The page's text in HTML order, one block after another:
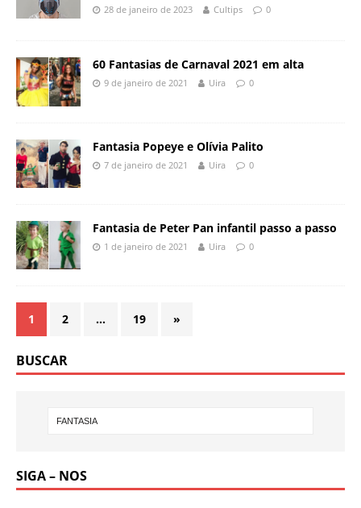
28 de janeiro de 2023 Cultips 0
60 Fantasias de Carnaval 2021 em alta
9 de janeiro de 2021 Uira 0
Fantasia Popeye e Olívia Palito
7 de janeiro de 2021 Uira 0
Fantasia de Peter Pan infantil passo a passo
1 de janeiro de 2021 Uira 0
1 2 … 19 »
BUSCAR
SIGA – NOS